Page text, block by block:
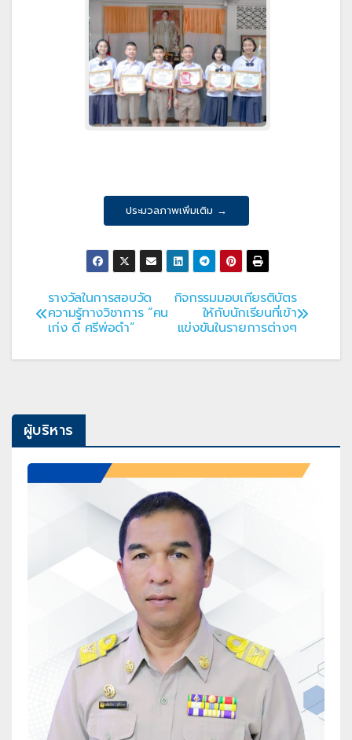
ประมวลภาพเพิ่มเติม →
แนะแนว
เรื่อง
กิจกรรมมอบเกียรติบัตร
ให้กับนักเรียนที่เข้า
แข่งขันในรายการต่างๆ
รางวัลในการสอบวัด
ความรู้ทางวิชาการ “คน
เก่ง ดี ศรีพ่อดำ”
ผู้บริหาร